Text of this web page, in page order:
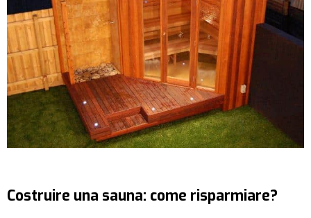
Costruire una sauna: come risparmiare?